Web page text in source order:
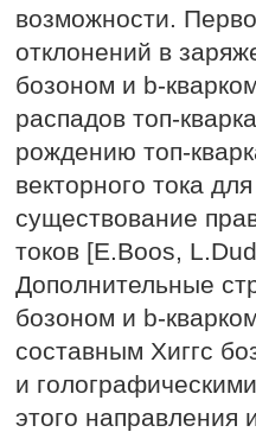
возможности.
отклонений в
бозоном и b-
распадов топ-
рождению топ-
векторного тока
существование
токов [E.Boos,
Дополнительные
бозоном и b-
составным Хиггс
и
этого